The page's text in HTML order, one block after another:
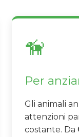
🦮
Per
Gli animali
attenzioni
costante. Da